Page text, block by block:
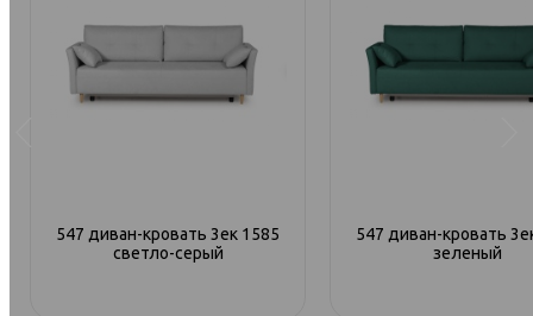
547 диван-кровать 3ек 1585
светло-серый
547 диван-кровать
зеленый